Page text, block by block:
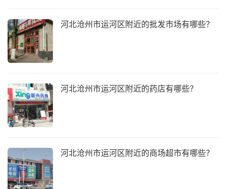
河北沧州市运河区附近的批发市场有哪些？
河北沧州市运河区附近的药店有哪些？
河北沧州市运河区附近的商场超市有哪些？